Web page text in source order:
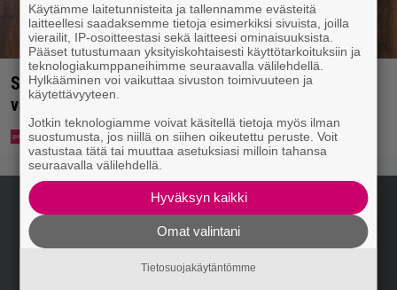
Syötkö perunoita näin? Tutkijat löysivät yhteyden
vakavaan kansansairauteen
Käytämme laitetunnisteita ja tallennamme evästeitä
laitteellesi saadaksemme tietoja esimerkiksi sivuista, joilla
vierailit, IP-osoitteestasi sekä laitteesi ominaisuuksista.
Pääset tutustumaan yksityiskohtaisesti käyttötarkoituksiin ja
teknologiakumppaneihimme seuraavalla välilehdellä.
Hylkääminen voi vaikuttaa sivuston toimivuuteen ja
käytettävyyteen.
Jotkin teknologiamme voivat käsitellä tietoja myös ilman
suostumusta, jos niillä on siihen oikeutettu peruste. Voit
vastustaa tätä tai muuttaa asetuksiasi milloin tahansa
seuraavalla välilehdellä.
Hyväksyn kaikki
Omat valintani
Tietosuojakäytäntömme